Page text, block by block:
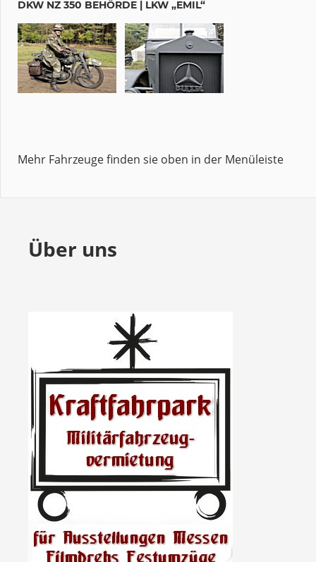
DKW NZ 350 BEHÖRDE | LKW „EMIL“
Mehr Fahrzeuge finden sie oben in der Menüleiste
Über uns